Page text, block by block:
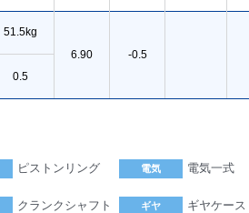
51.5kg
6.90
-0.5
0.5
ピストンリング 電気 電気一式
クランクシャフト ギヤ ギヤケース